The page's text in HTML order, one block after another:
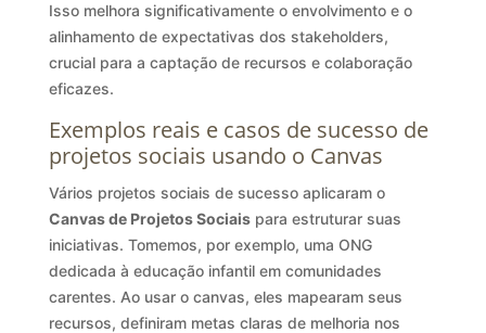
Isso melhora significativamente o envolvimento e o
alinhamento de expectativas dos stakeholders,
crucial para a captação de recursos e colaboração
eficazes.
Exemplos reais e casos de sucesso de
projetos sociais usando o Canvas
Vários projetos sociais de sucesso aplicaram o
Canvas de Projetos Sociaispara estruturar suas
iniciativas. Tomemos, por exemplo, uma ONG
dedicada à educação infantil em comunidades
carentes. Ao usar o canvas, eles mapearam seus
recursos, definiram metas claras de melhoria nos